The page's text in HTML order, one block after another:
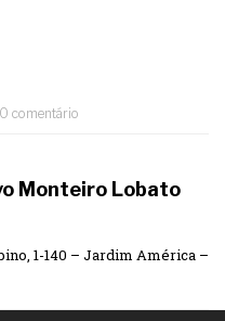
0 comentário
Monteiro Lobato
1-140 – Jardim América –